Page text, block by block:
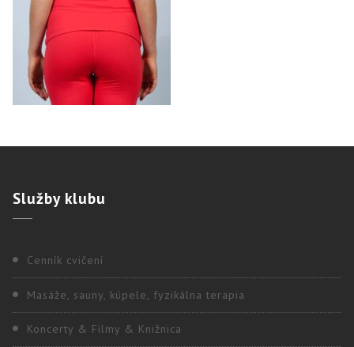
Službyklubu
Cenník cvičení
Masáže, sauny, kúpele, fyzikálna terapia
Koncerty & Filmy & Knižnica